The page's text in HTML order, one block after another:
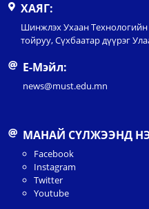
ХАЯГ:
Шинжлэх Ухаан
тойруу, Сүхбаатар дүүрэг
Е-Мэйл:
news@must.edu.mn
МАНАЙ СҮЛЖЭЭНД
Facebook
Instagram
Twitter
Youtube